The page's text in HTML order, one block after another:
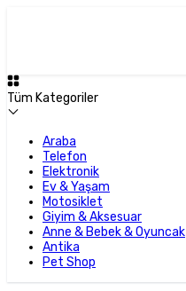
Tüm Kategoriler
Araba
Telefon
Elektronik
Ev & Yaşam
Motosiklet
Giyim & Aksesuar
Anne & Bebek & Oyuncak
Antika
Pet Shop